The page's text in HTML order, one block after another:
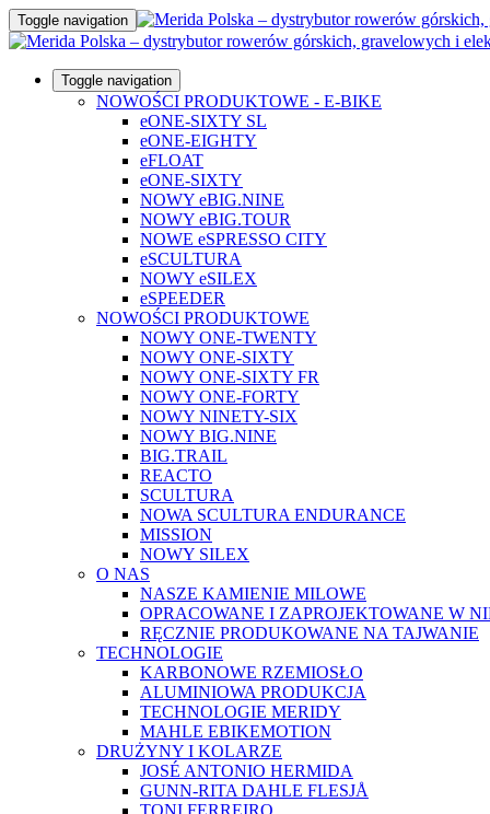
Toggle navigation
Toggle navigation
NOWOŚCI PRODUKTOWE - E-BIKE
eONE-SIXTY SL
eONE-EIGHTY
eFLOAT
eONE-SIXTY
NOWY eBIG.NINE
NOWY eBIG.TOUR
NOWE eSPRESSO CITY
eSCULTURA
NOWY eSILEX
eSPEEDER
NOWOŚCI PRODUKTOWE
NOWY ONE-TWENTY
NOWY ONE-SIXTY
NOWY ONE-SIXTY FR
NOWY ONE-FORTY
NOWY NINETY-SIX
NOWY BIG.NINE
BIG.TRAIL
REACTO
SCULTURA
NOWA SCULTURA ENDURANCE
MISSION
NOWY SILEX
O NAS
NASZE KAMIENIE MILOWE
OPRACOWANE I ZAPROJEKTOWANE W
RĘCZNIE PRODUKOWANE NA TAJWANIE
TECHNOLOGIE
KARBONOWE RZEMIOSŁO
ALUMINIOWA PRODUKCJA
TECHNOLOGIE MERIDY
MAHLE EBIKEMOTION
DRUŻYNY I KOLARZE
JOSÉ ANTONIO HERMIDA
GUNN-RITA DAHLE FLESJÅ
TONI FERREIRO